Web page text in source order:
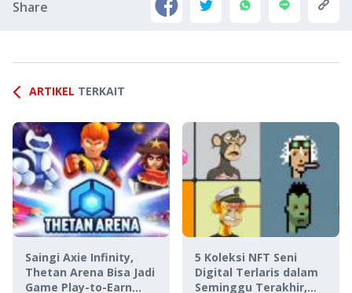
Share
ARTIKEL TERKAIT
Saingi Axie Infinity,
Thetan Arena Bisa Jadi
Game Play-to-Earn
5 Koleksi NFT Seni
Digital Terlaris dalam
Seminggu Terakhir,